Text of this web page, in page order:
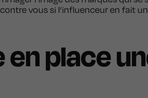
vous si l’influenceur en fait
place